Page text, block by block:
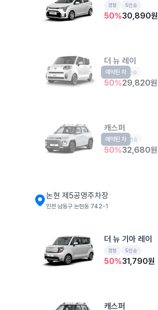
경형 5인승
50%30,890원
더 뉴 레이
경형 5인승
50%29,820원
예약된 차
캐스퍼
경형 4인승
50%32,680원
예약된 차
논현 제5공영주차장
인천 남동구 논현동 742-1
더 뉴 기아 레이
경형 5인승
50%31,790원
캐스퍼